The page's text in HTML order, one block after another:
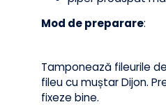
Ingrediente:
1 lingură muștar
1 lingură mix de
piper proaspăt